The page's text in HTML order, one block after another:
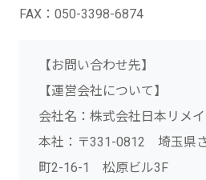
FAX：050-3398-6874
【お問い合わせ先】
【運営会社について】
会社名：株式会社日本リメ
本社：〒331-0812 埼玉県
町2-16-1 松原ビル3F